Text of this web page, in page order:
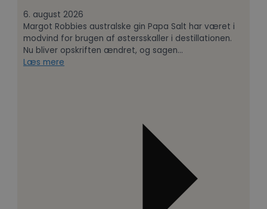
6. august 2026
Margot Robbies australske gin Papa Salt har været i
modvind for brugen af østersskaller i destillationen.
Nu bliver opskriften ændret, og sagen…
Læs mere